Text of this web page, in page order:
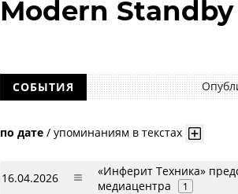
Modern Standby
СОБЫТИЯ
по дате / упоминаниям в текстах
16.04.2026
«Инферит Техника»
медиацентра
1